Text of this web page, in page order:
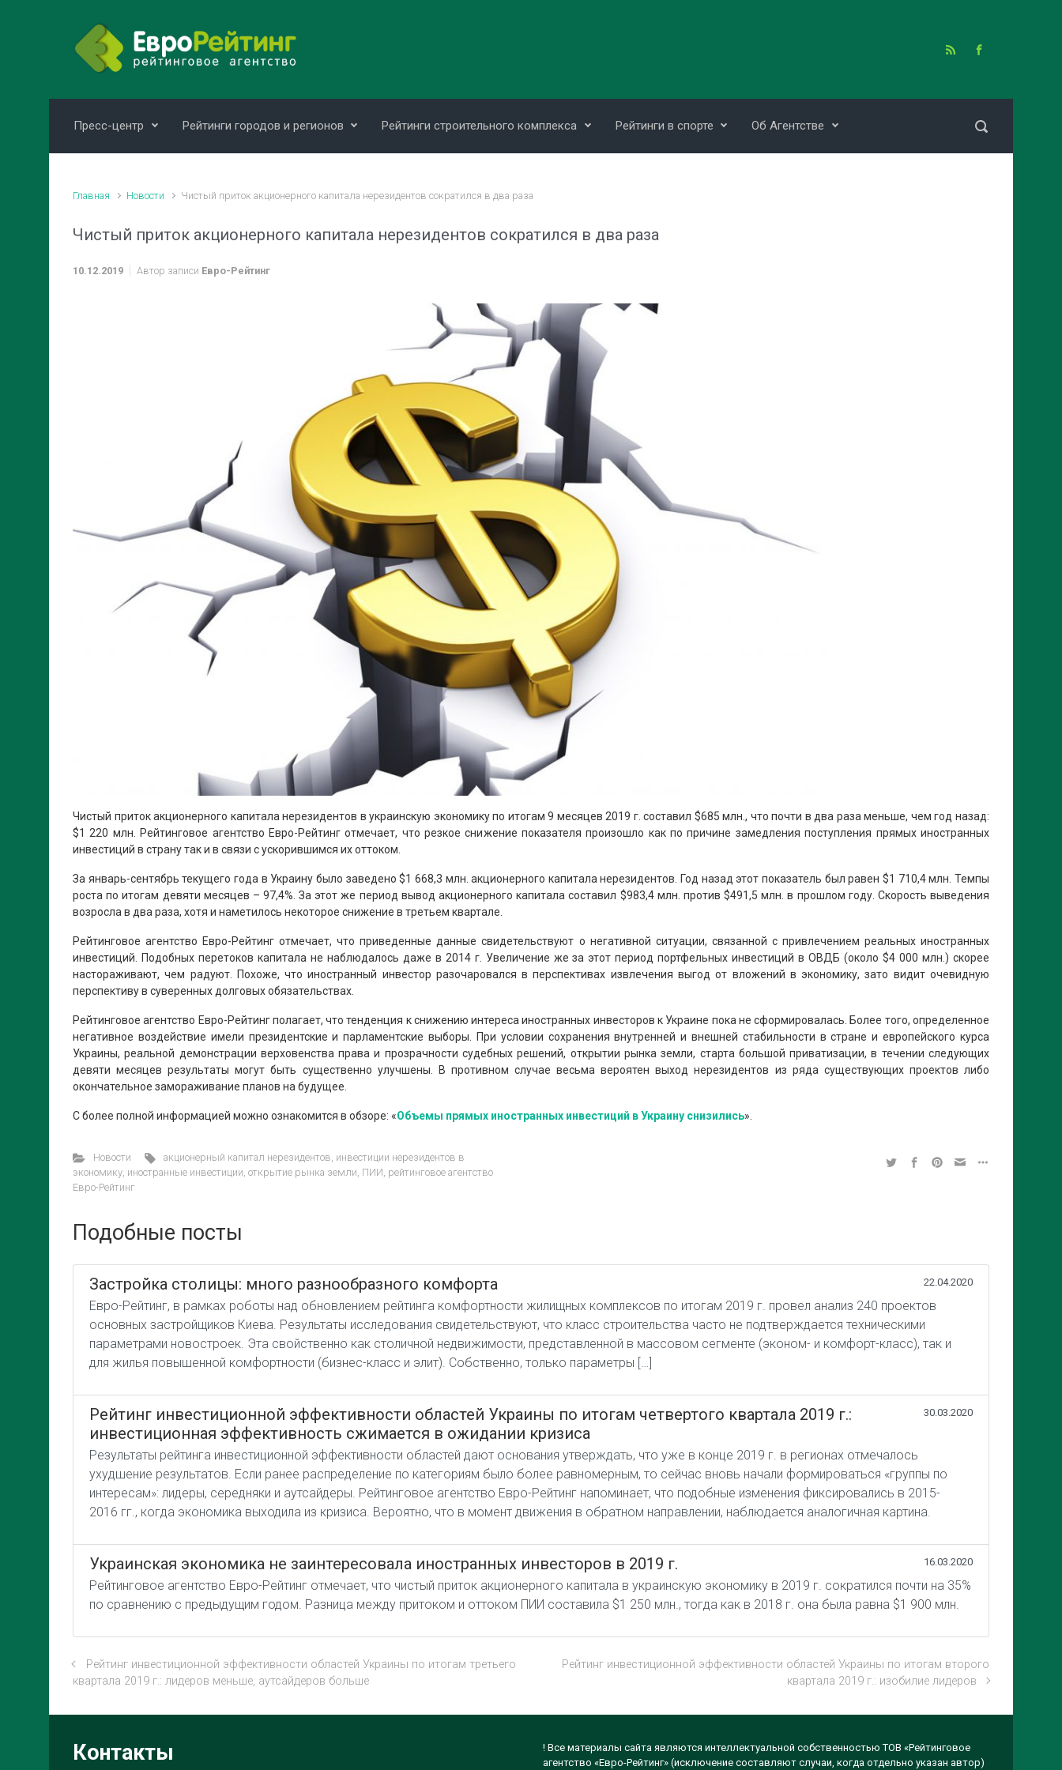
Пресс-центр Рейтинги городов и регионов Рейтинги строительного комплекса Рейтинги в спорте Об Агентстве
Главная Новости Чистый приток акционерного капитала нерезидентов сократился в два раза
Чистый приток акционерного капитала нерезидентов сократился в два раза
10.12.2019 Автор записи Евро-Рейтинг
Чистый приток акционерного капитала нерезидентов в украинскую экономику по итогам 9 месяцев 2019 г. составил $685 млн., что почти в два раза меньше, чем год назад:
$1 220 млн. Рейтинговое агентство Евро-Рейтинг отмечает, что резкое снижение показателя произошло как по причине замедления поступления прямых иностранных
инвестиций в страну так и в связи с ускорившимся их оттоком.
За январь-сентябрь текущего года в Украину было заведено $1 668,3 млн. акционерного капитала нерезидентов. Год назад этот показатель был равен $1 710,4 млн. Темпы
роста по итогам девяти месяцев – 97,4%. За этот же период вывод акционерного капитала составил $983,4 млн. против $491,5 млн. в прошлом году. Скорость выведения
возросла в два раза, хотя и наметилось некоторое снижение в третьем квартале.
Рейтинговое агентство Евро-Рейтинг отмечает, что приведенные данные свидетельствуют о негативной ситуации, связанной с привлечением реальных иностранных
инвестиций. Подобных перетоков капитала не наблюдалось даже в 2014 г. Увеличение же за этот период портфельных инвестиций в ОВДБ (около $4 000 млн.) скорее
настораживают, чем радуют. Похоже, что иностранный инвестор разочаровался в перспективах извлечения выгод от вложений в экономику, зато видит очевидную
перспективу в суверенных долговых обязательствах.
Рейтинговое агентство Евро-Рейтинг полагает, что тенденция к снижению интереса иностранных инвесторов к Украине пока не сформировалась. Более того, определенное
негативное воздействие имели президентские и парламентские выборы. При условии сохранения внутренней и внешней стабильности в стране и европейского курса
Украины, реальной демонстрации верховенства права и прозрачности судебных решений, открытии рынка земли, старта большой приватизации, в течении следующих
девяти месяцев результаты могут быть существенно улучшены. В противном случае весьма вероятен выход нерезидентов из ряда существующих проектов либо
окончательное замораживание планов на будущее.
С более полной информацией можно ознакомится в обзоре: «Объемы прямых иностранных инвестиций в Украину снизились».
Новости акционерный капитал нерезидентов, инвестиции нерезидентов в
экономику, иностранные инвестиции, открытие рынка земли, ПИИ, рейтинговое агентство
Евро-Рейтинг
Подобные посты
Застройка столицы: много разнообразного комфорта 22.04.2020
Евро-Рейтинг, в рамках роботы над обновлением рейтинга комфортности жилищных комплексов по итогам 2019 г. провел анализ 240 проектов
основных застройщиков Киева. Результаты исследования свидетельствуют, что класс строительства часто не подтверждается техническими
параметрами новостроек. Эта свойственно как столичной недвижимости, представленной в массовом сегменте (эконом- и комфорт-класс), так и
для жилья повышенной комфортности (бизнес-класс и элит). Собственно, только параметры […]
Рейтинг инвестиционной эффективности областей Украины по итогам четвертого квартала 2019 г.:
инвестиционная эффективность сжимается в ожидании кризиса
30.03.2020
Результаты рейтинга инвестиционной эффективности областей дают основания утверждать, что уже в конце 2019 г. в регионах отмечалось
ухудшение результатов. Если ранее распределение по категориям было более равномерным, то сейчас вновь начали формироваться «группы по
интересам»: лидеры, середняки и аутсайдеры. Рейтинговое агентство Евро-Рейтинг напоминает, что подобные изменения фиксировались в 2015-
2016 гг., когда экономика выходила из кризиса. Вероятно, что в момент движения в обратном направлении, наблюдается аналогичная картина.
Украинская экономика не заинтересовала иностранных инвесторов в 2019 г. 16.03.2020
Рейтинговое агентство Евро-Рейтинг отмечает, что чистый приток акционерного капитала в украинскую экономику в 2019 г. сократился почти на 35%
по сравнению с предыдущим годом. Разница между притоком и оттоком ПИИ составила $1 250 млн., тогда как в 2018 г. она была равна $1 900 млн.
Рейтинг инвестиционной эффективности областей Украины по итогам третьего
квартала 2019 г.: лидеров меньше, аутсайдеров больше
Рейтинг инвестиционной эффективности областей Украины по итогам второго
квартала 2019 г.: изобилие лидеров
Контакты
! Все материалы сайта являются интеллектуальной собственностью ТОВ «Рейтинговое
агентство «Евро-Рейтинг» (исключение составляют случаи, когда отдельно указан автор)